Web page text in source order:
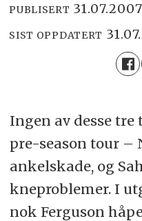
PUBLISERT
SIST OPPDATERT
Ingen av desse
pre-season tour –
ankelskade, og
kneproblemer. I
nok Ferguson